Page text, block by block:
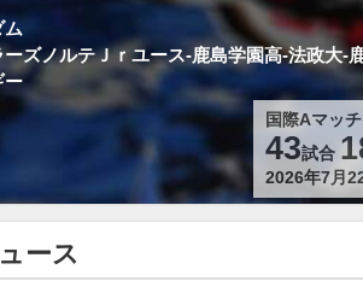
ム
ズノルテＪｒユース-鹿島学園高-法政大-
ー
国際Aマッチ
43試合
2026年7月
ース